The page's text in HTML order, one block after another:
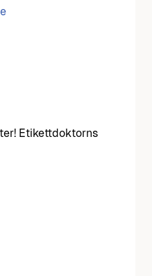
Etikettdoktorns